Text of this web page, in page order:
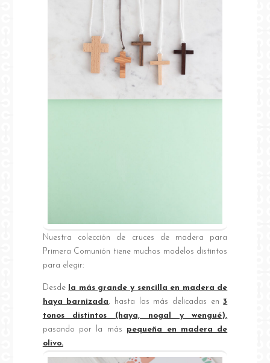
Nuestra colección de cruces de madera para
Primera Comunión tiene muchos modelos distintos
para elegir:
Desde
la más grande y sencilla en madera de
haya barnizada, hasta las más delicadas en3
tonos distintos (haya, nogal y wengué),
pasando por la más pequeña en madera de
olivo.